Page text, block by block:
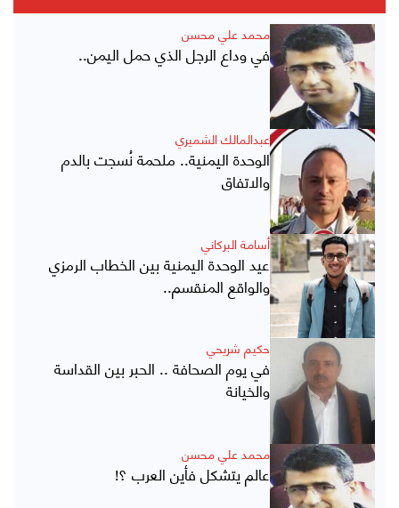
محمد علي محسن
في وداع الرجل الذي حمل اليمن..
عبدالمالك الشميري
الوحدة اليمنية.. ملحمة نُسجت بالدم
والاتفاق
أسامة البركاني
عيد الوحدة اليمنية بين الخطاب الرمزي
والواقع المنقسم..
حكيم شريحي
في يوم الصحافة .. الحبر بين القداسة
والخيانة
محمد علي محسن
عالم يتشكل فأين العرب ؟!